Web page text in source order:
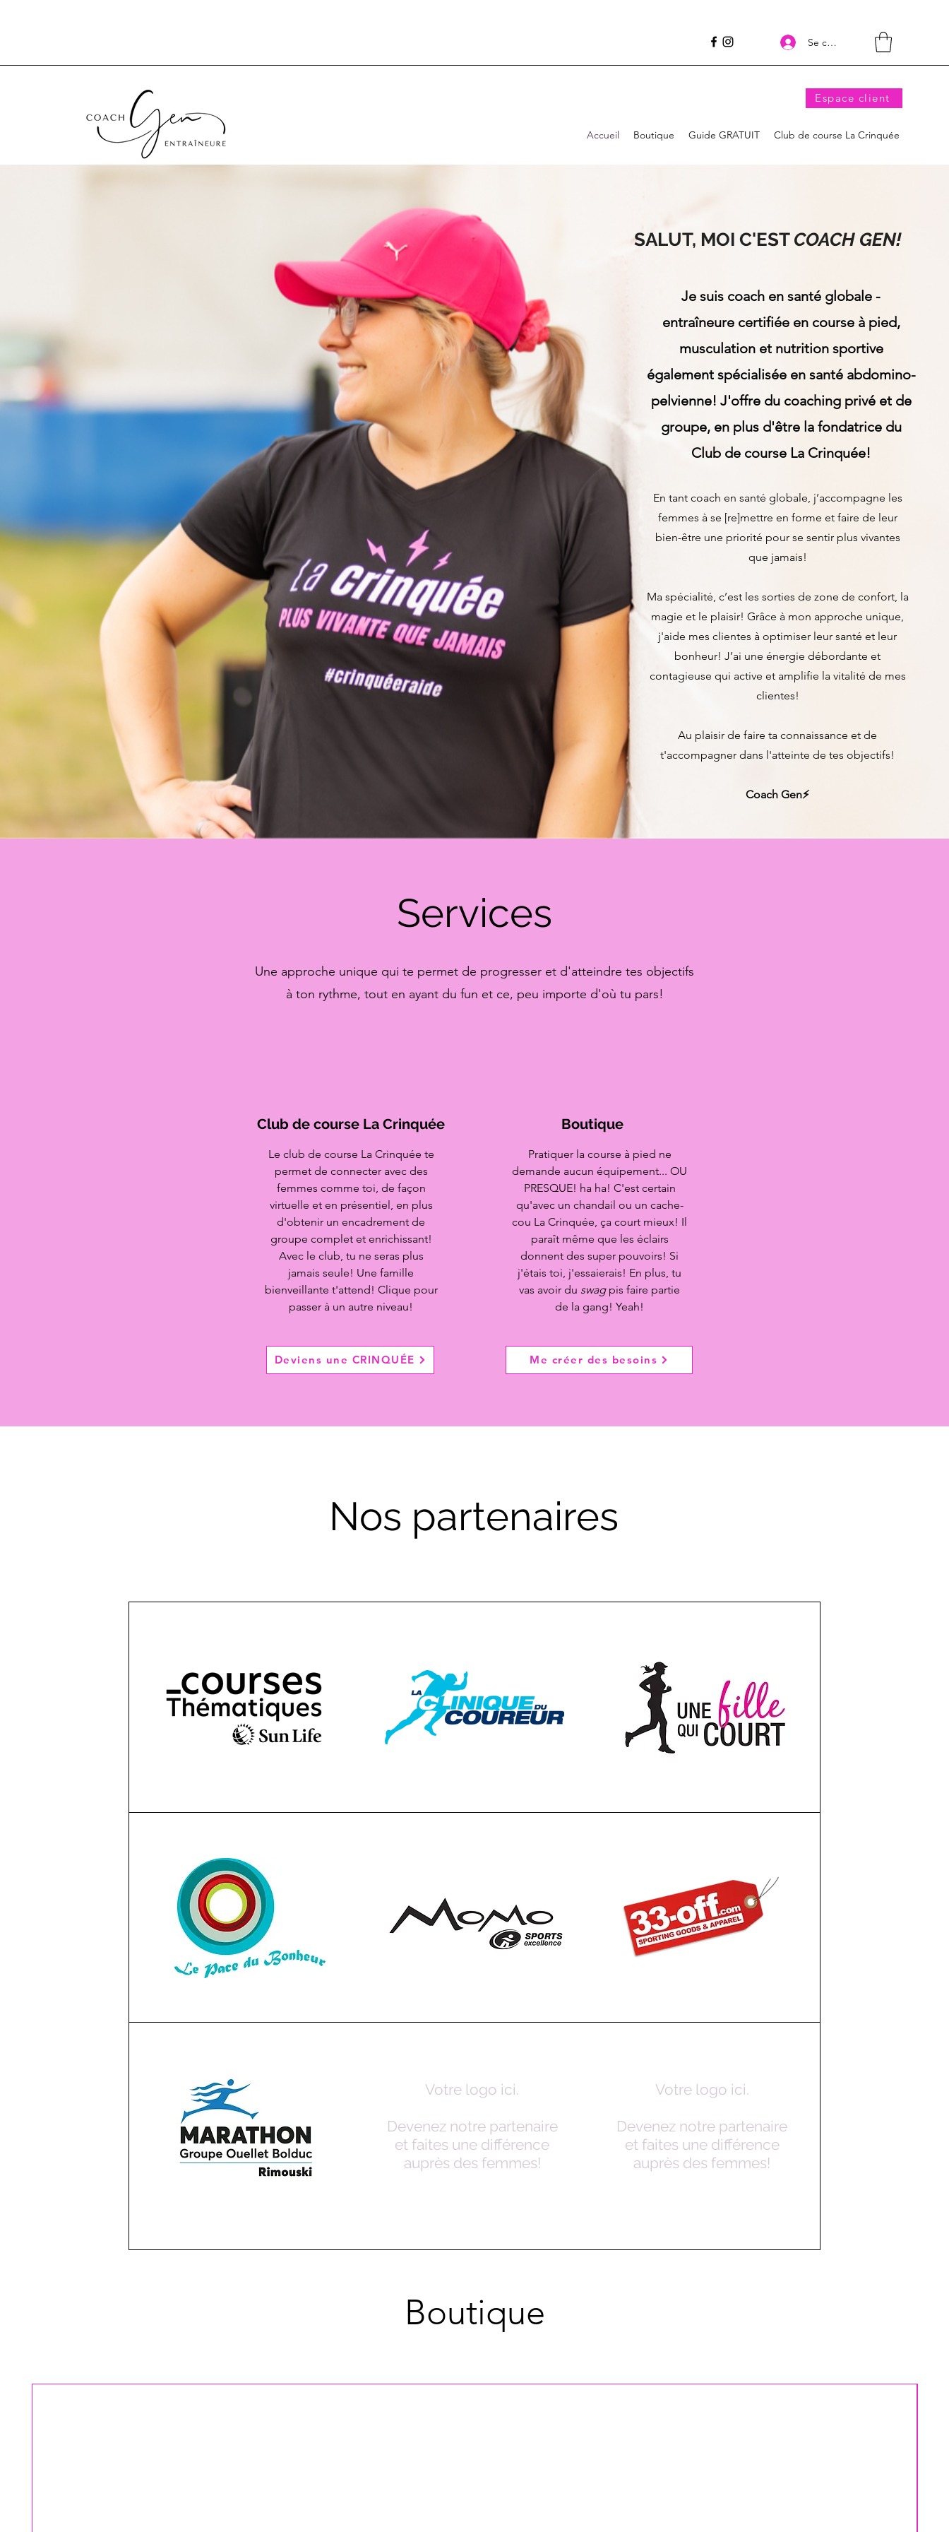
Se connecter
Espace client
Accueil Boutique Guide GRATUIT Club de course La Crinquée
SALUT, MOI C'EST COACH GEN!
Je suis coach en santé globale -
entraîneure certifiée en course à pied,
musculation et nutrition sportive
également spécialisée en santé abdomino-
pelvienne! J'offre du coaching privé et de
groupe, en plus d'être la fondatrice du
Club de course La Crinquée!
En tant coach en santé globale, j’accompagne les
femmes à se [re]mettre en forme et faire de leur
bien-être une priorité pour se sentir plus vivantes
que jamais!
Ma spécialité, c’est les sorties de zone de confort, la
magie et le plaisir! Grâce à mon approche unique,
j'aide mes clientes à optimiser leur santé et leur
bonheur! J’ai une énergie débordante et
contagieuse qui active et amplifie la vitalité de mes
clientes!
Au plaisir de faire ta connaissance et de
t'accompagner dans l'atteinte de tes objectifs!
Coach Gen⚡️
Services
Une approche unique qui te permet de progresser et d'atteindre tes objectifs
à ton rythme, tout en ayant du fun et ce, peu importe d'où tu pars!
Club de course La Crinquée
Le club de course La Crinquée te
permet de connecter avec des
femmes comme toi, de façon
virtuelle et en présentiel, en plus
d'obtenir un encadrement de
groupe complet et enrichissant!
Avec le club, tu ne seras plus
jamais seule! Une famille
bienveillante t'attend! Clique pour
passer à un autre niveau!
Deviens une CRINQUÉE
Boutique
Pratiquer la course à pied ne
demande aucun équipement... OU
PRESQUE! ha ha! C'est certain
qu'avec un chandail ou un cache-
cou La Crinquée, ça court mieux! Il
paraît même que les éclairs
donnent des super pouvoirs! Si
j'étais toi, j'essaierais! En plus, tu
vas avoir du swag pis faire partie
de la gang! Yeah!
Me créer des besoins
Nos partenaires
Votre logo ici.
Devenez notre partenaire
et faites une différence
auprès des femmes!
Votre logo ici.
Devenez notre partenaire
et faites une différence
auprès des femmes!
Boutique